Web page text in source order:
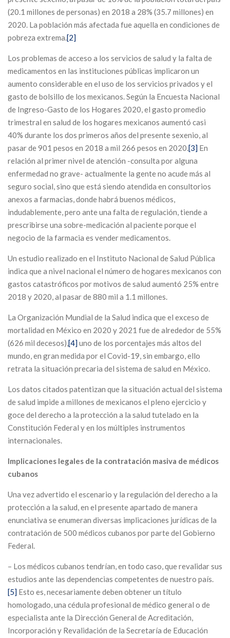
(20.1 millones de personas) en 2018 a 28% (35.7 millones) en
2020. La población más afectada fue aquella en condiciones de
pobreza extrema.[2]
Los problemas de acceso a los servicios de salud y la falta de
medicamentos en las instituciones públicas implicaron un
aumento considerable en el uso de los servicios privados y el
gasto de bolsillo de los mexicanos. Según la Encuesta Nacional
de Ingreso-Gasto de los Hogares 2020, el gasto promedio
trimestral en salud de los hogares mexicanos aumentó casi
40% durante los dos primeros años del presente sexenio, al
pasar de 901 pesos en 2018 a mil 266 pesos en 2020.[3] En
relación al primer nivel de atención -consulta por alguna
enfermedad no grave- actualmente la gente no acude más al
seguro social, sino que está siendo atendida en consultorios
anexos a farmacias, donde habrá buenos médicos,
indudablemente, pero ante una falta de regulación, tiende a
prescribirse una sobre-medicación al paciente porque el
negocio de la farmacia es vender medicamentos.
Un estudio realizado en el Instituto Nacional de Salud Pública
indica que a nivel nacional el número de hogares mexicanos con
gastos catastróficos por motivos de salud aumentó 25% entre
2018 y 2020, al pasar de 880 mil a 1.1 millones.
La Organización Mundial de la Salud indica que el exceso de
mortalidad en México en 2020 y 2021 fue de alrededor de 55%
(626 mil decesos),[4]uno de los porcentajes más altos del
mundo, en gran medida por el Covid-19, sin embargo, ello
retrata la situación precaria del sistema de salud en México.
Los datos citados patentizan que la situación actual del sistema
de salud impide a millones de mexicanos el pleno ejercicio y
goce del derecho a la protección a la salud tutelado en la
Constitución Federal y en los múltiples instrumentos
internacionales.
Implicaciones legales de la contratación masiva de médicos
cubanos
Una vez advertido el escenario y la regulación del derecho a la
protección a la salud, en el presente apartado de manera
enunciativa se enumeran diversas implicaciones jurídicas de la
contratación de 500 médicos cubanos por parte del Gobierno
Federal.
– Los médicos cubanos tendrían, en todo caso, que revalidar sus
estudios ante las dependencias competentes de nuestro país.
[5] Esto es, necesariamente deben obtener un título
homologado, una cédula profesional de médico general o de
especialista ante la Dirección General de Acreditación,
Incorporación y Revalidación de la Secretaría de Educación